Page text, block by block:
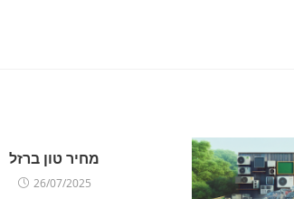
מחיר טון ברזל
26/07/2025